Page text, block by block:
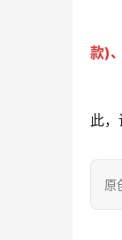
款)
此
原